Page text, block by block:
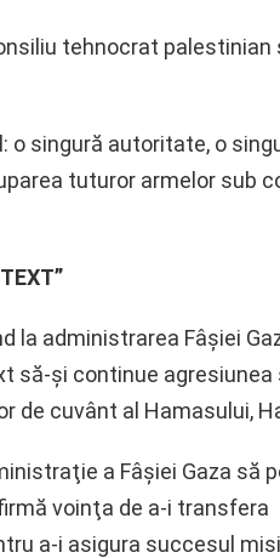
tehnocrat palestinian
singură autoritate, o
tuturor armelor sub
la administrarea Fâşiei
să-şi continue agresiunea
de cuvânt al Hamasului,
a Fâşiei Gaza să
voinţa de a-i transfera
a-i asigura succesul